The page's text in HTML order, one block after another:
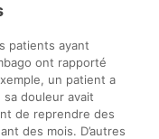
patients ayant
ont rapporté
un patient a
sa douleur avait
de reprendre des
des mois. D’autres